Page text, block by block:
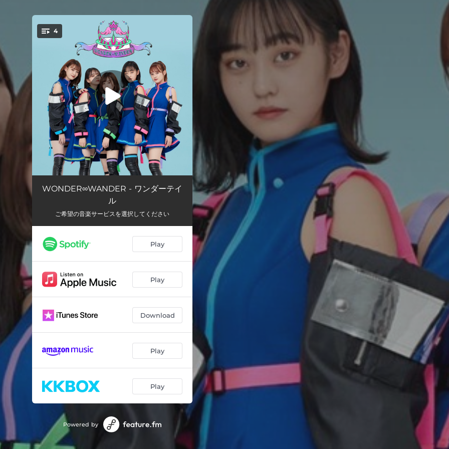
You're all set!
4
ワンダーテイル 04:19
拝啓、神様。 03:27
月と星とおやすみ 03:46
WONDER∞WANDER - ワンダーテイ
ル
ご希望の音楽サービスを選択してください
Play
Play
Download
Play
Play
Powered by